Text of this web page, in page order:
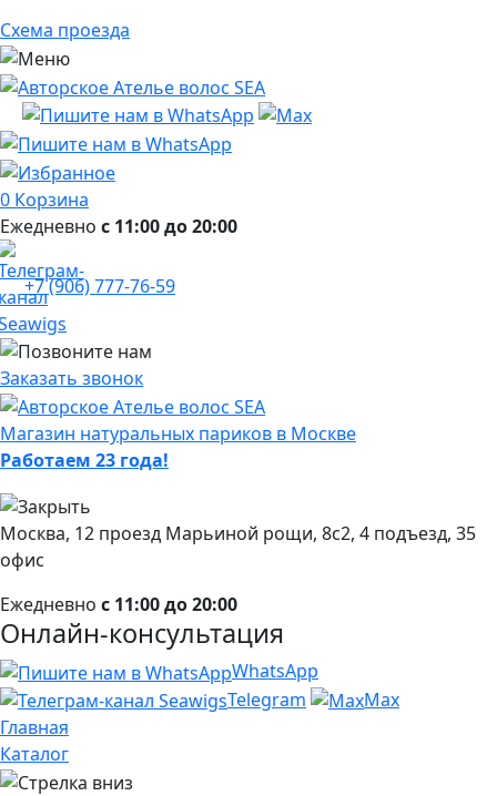
Схема проезда
0 Корзина
Ежедневно с 11:00 до 20:00
+7 (906) 777-76-59
Заказать звонок
Магазин натуральных париков в Москве
Работаем 23 года!
Москва, 12 проезд Марьиной рощи, 8с2, 4 подъезд, 35
офис
Ежедневно с 11:00 до 20:00
Онлайн-консультация
WhatsApp
Telegram
Max
Главная
Каталог